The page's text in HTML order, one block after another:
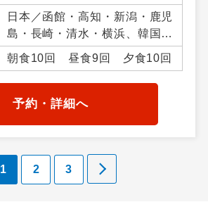
日本／函館・高知・新潟・鹿児
島・長崎・清水・横浜、韓国／
釜山(プサン)、 ／アジア周辺
朝食10回 昼食9回 夕食10回
予約・詳細へ
1 2 3